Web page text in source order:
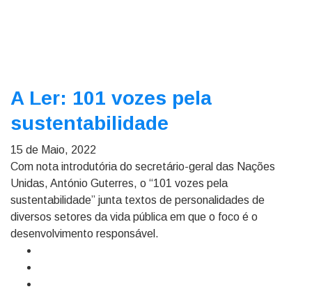
A Ler: 101 vozes pela
sustentabilidade
15 de Maio, 2022
Com nota introdutória do secretário-geral das Nações
Unidas, António Guterres, o “101 vozes pela
sustentabilidade” junta textos de personalidades de
diversos setores da vida pública em que o foco é o
desenvolvimento responsável.